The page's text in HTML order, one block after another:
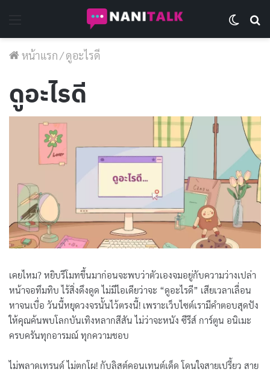
หน้าแรก/ดูอะไรดี
ดูอะไรดี
เคยไหม? หยิบรีโมทขึ้นมาก่อนจะพบว่าตัวเองจมอยู่กับความว่างเปล่า
หน้าจอทึมทิบ ไร้สิ่งดึงดูด ไม่มีไอเดียว่าจะ “ดูอะไรดี” เสียเวลาเลื่อน
หาจนเบื่อ วันนี้หยุดวงจรนั้นไว้ตรงนี้! เพราะเว็บไซต์เรามีคำตอบสุดปัง
ให้คุณค้นพบโลกบันเทิงหลากสีสัน ไม่ว่าจะหนัง ซีรีส์ การ์ตูน อนิเมะ
ครบครันทุกอารมณ์ ทุกความชอบ
ไม่พลาดเทรนด์ ไม่ตกโผ! กับลิสต์คอนเทนต์เด็ด โดนใจสายเปรี้ยว สาย